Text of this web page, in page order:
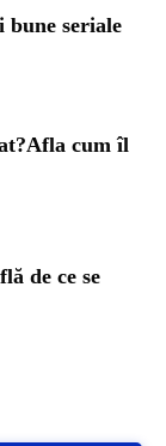
bune seriale
cum îl
de ce se